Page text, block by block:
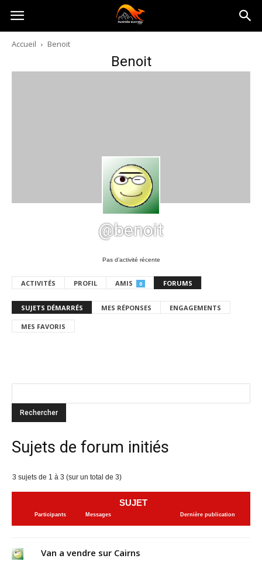
Australia-
australie.com
Accueil Benoit
Benoit
@benoit
Pas d’activité récente
ACTIVITÉS PROFIL AMIS 0 FORUMS
SUJETS DÉMARRÉS MES RÉPONSES ENGAGEMENTS
MES FAVORIS
Sujets de forum initiés
3 sujets de 1 à 3 (sur un total de 3)
SUJET
Participants Messages Dernière publication
Van a vendre sur Cairns